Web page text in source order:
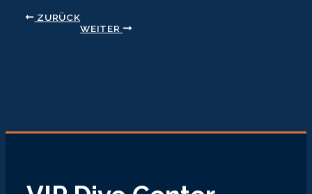
ZURÜCK
WEITER